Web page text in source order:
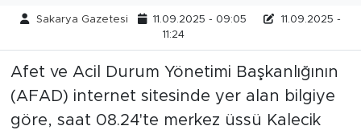
Sakarya Gazetesi 11.09.2025 - 09:05
11.09.2025 -
11:24
Afet ve Acil Durum Yönetimi Başkanlığının
(AFAD) internet sitesinde yer alan bilgiye
göre, saat 08.24'te merkez üssü Kalecik
Politika